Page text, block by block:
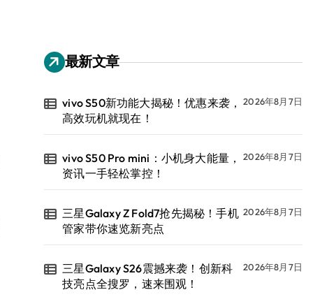
最新文章
vivo S50新功能大揭秘！优惠来袭，
高效玩机就现在！
2026年8月7日
vivo S50 Pro mini：小机身大能量，
资讯一手轻松掌控！
2026年8月7日
三星Galaxy Z Fold7抢先揭秘！手机
管家带你速览新亮点
2026年8月7日
三星Galaxy S26震撼来袭！创新科
技亮点全搜罗，速来围观！
2026年8月7日